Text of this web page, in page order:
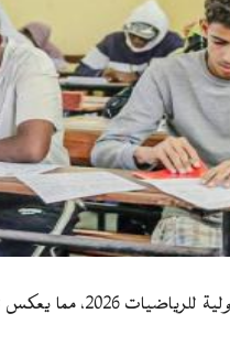
حصدت بلادنا نتائج مشرفة في